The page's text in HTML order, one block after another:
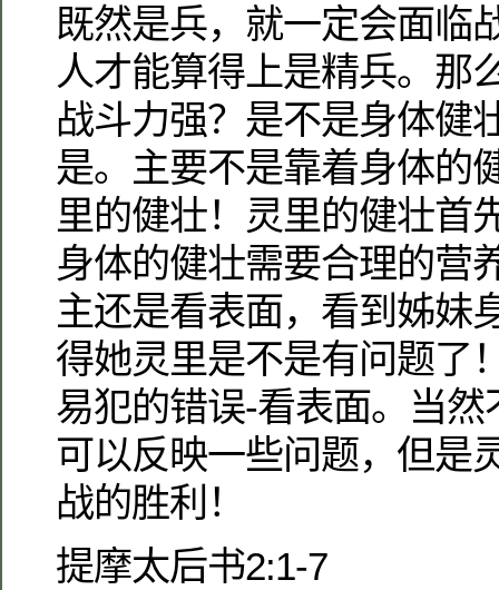
既然是兵，就一定会面临
人才能算得上是精兵。那
战斗力强？是不是身体健
是。主要不是靠着身体的
里的健壮！灵里的健壮首
身体的健壮需要合理的营
主还是看表面，看到姊妹
得她灵里是不是有问题了
易犯的错误-看表面。当
可以反映一些问题，但是
战的胜利！
提摩太后书2:1-7